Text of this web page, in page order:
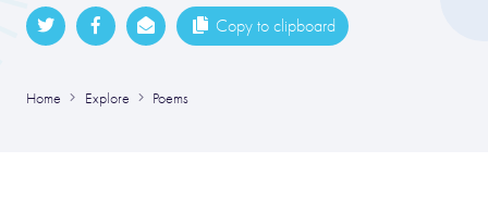
Copy to clipboard
Home Explore Poems